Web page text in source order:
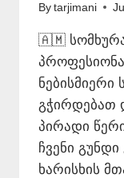
By tarjimani
🇦🇲
ნებისმიერი
გჭირდებათ
პირადი
ჩვენი
ხარისხის